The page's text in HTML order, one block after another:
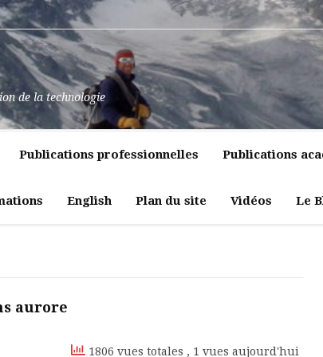
de la technologie
Publications professionnelles Publications
English Plan du site Vidéos Le
aurore
1806 vues totales , 1 vues aujourd'hui